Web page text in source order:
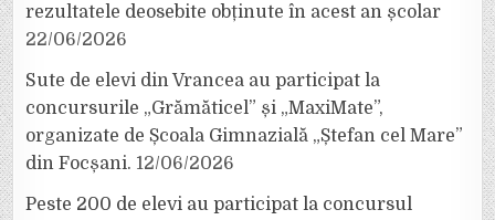
rezultatele deosebite obținute în acest an școlar
22/06/2026
Sute de elevi din Vrancea au participat la
concursurile „Grămăticel” și „MaxiMate”,
organizate de Școala Gimnazială „Ștefan cel Mare”
din Focșani. 12/06/2026
Peste 200 de elevi au participat la concursul